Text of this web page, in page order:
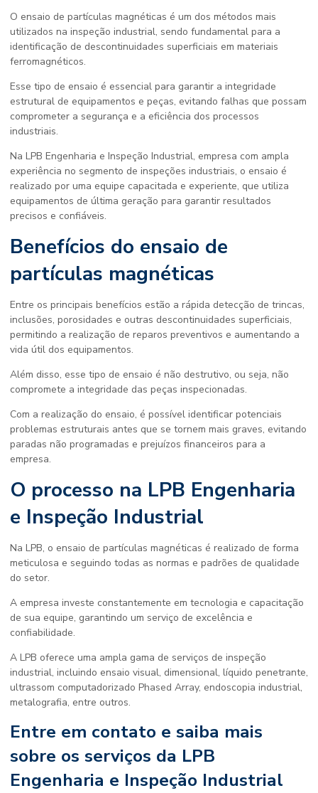
O ensaio de partículas magnéticas é um dos métodos mais
utilizados na inspeção industrial, sendo fundamental para a
identificação de descontinuidades superficiais em materiais
ferromagnéticos.
Esse tipo de ensaio é essencial para garantir a integridade
estrutural de equipamentos e peças, evitando falhas que possam
comprometer a segurança e a eficiência dos processos
industriais.
Na LPB Engenharia e Inspeção Industrial, empresa com ampla
experiência no segmento de inspeções industriais, o ensaio é
realizado por uma equipe capacitada e experiente, que utiliza
equipamentos de última geração para garantir resultados
precisos e confiáveis.
Benefícios do ensaio de
partículas magnéticas
Entre os principais benefícios estão a rápida detecção de trincas,
inclusões, porosidades e outras descontinuidades superficiais,
permitindo a realização de reparos preventivos e aumentando a
vida útil dos equipamentos.
Além disso, esse tipo de ensaio é não destrutivo, ou seja, não
compromete a integridade das peças inspecionadas.
Com a realização do ensaio, é possível identificar potenciais
problemas estruturais antes que se tornem mais graves, evitando
paradas não programadas e prejuízos financeiros para a
empresa.
O processo na LPB Engenharia
e Inspeção Industrial
Na LPB, o ensaio de partículas magnéticas é realizado de forma
meticulosa e seguindo todas as normas e padrões de qualidade
do setor.
A empresa investe constantemente em tecnologia e capacitação
de sua equipe, garantindo um serviço de excelência e
confiabilidade.
A LPB oferece uma ampla gama de serviços de inspeção
industrial, incluindo ensaio visual, dimensional, líquido penetrante,
ultrassom computadorizado Phased Array, endoscopia industrial,
metalografia, entre outros.
Entre em contato e saiba mais
sobre os serviços da LPB
Engenharia e Inspeção Industrial